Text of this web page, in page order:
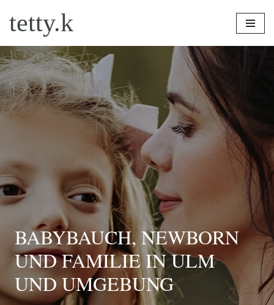
Zum
Inhalt
springen
tetty.k
BABYBAUCH, NEWBORN
UND FAMILIE IN ULM
UND UMGEBUNG